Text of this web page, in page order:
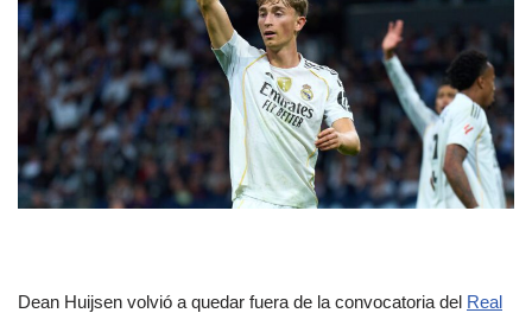
Dean Huijsen volvió a quedar fuera de la convocatoria del Real